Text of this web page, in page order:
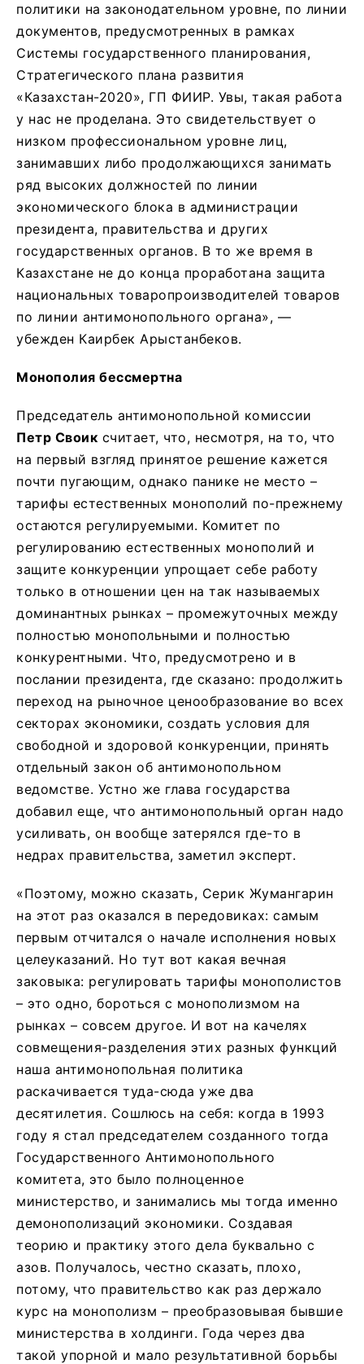
политики на законодательном уровне, по линии
документов, предусмотренных в рамках
Системы государственного планирования,
Стратегического плана развития
«Казахстан-2020», ГП ФИИР. Увы, такая работа
у нас не проделана. Это свидетельствует о
низком профессиональном уровне лиц,
занимавших либо продолжающихся занимать
ряд высоких должностей по линии
экономического блока в администрации
президента, правительства и других
государственных органов. В то же время в
Казахстане не до конца проработана защита
национальных товаропроизводителей товаров
по линии антимонопольного органа», —
убежден Каирбек Арыстанбеков.
Монополия бессмертна
Председатель антимонопольной комиссии
Петр Своик считает, что, несмотря, на то, что
на первый взгляд принятое решение кажется
почти пугающим, однако панике не место –
тарифы естественных монополий по-прежнему
остаются регулируемыми. Комитет по
регулированию естественных монополий и
защите конкуренции упрощает себе работу
только в отношении цен на так называемых
доминантных рынках – промежуточных между
полностью монопольными и полностью
конкурентными. Что, предусмотрено и в
послании президента, где сказано: продолжить
переход на рыночное ценообразование во всех
секторах экономики, создать условия для
свободной и здоровой конкуренции, принять
отдельный закон об антимонопольном
ведомстве. Устно же глава государства
добавил еще, что антимонопольный орган надо
усиливать, он вообще затерялся где-то в
недрах правительства, заметил эксперт.
«Поэтому, можно сказать, Серик Жумангарин
на этот раз оказался в передовиках: самым
первым отчитался о начале исполнения новых
целеуказаний. Но тут вот какая вечная
заковыка: регулировать тарифы монополистов
– это одно, бороться с монополизмом на
рынках – совсем другое. И вот на качелях
совмещения-разделения этих разных функций
наша антимонопольная политика
раскачивается туда-сюда уже два
десятилетия. Сошлюсь на себя: когда в 1993
году я стал председателем созданного тогда
Государственного Антимонопольного
комитета, это было полноценное
министерство, и занимались мы тогда именно
демонополизаций экономики. Создавая
теорию и практику этого дела буквально с
азов. Получалось, честно сказать, плохо,
потому, что правительство как раз держало
курс на монополизм – преобразовывая бывшие
министерства в холдинги. Года через два
такой упорной и мало результативной борьбы